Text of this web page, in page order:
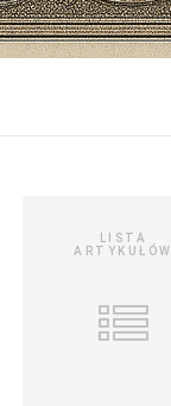
LISTA
ARTYKUŁÓW